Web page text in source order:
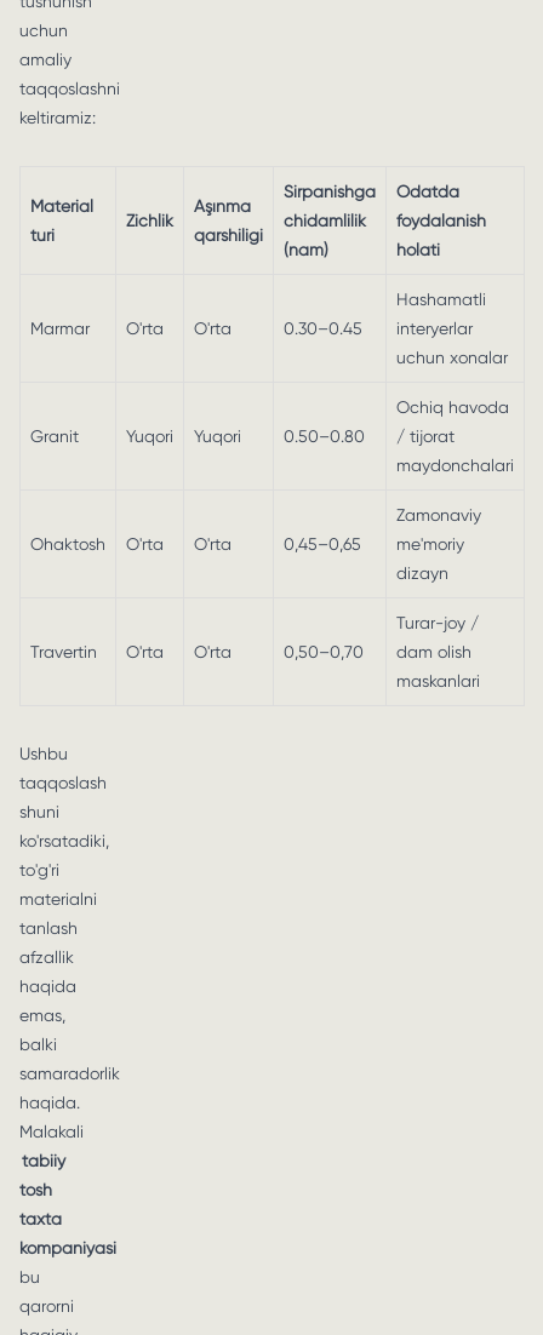
uchun
amaliy
taqqoslashni
keltiramiz:
Material
turi
Zichlik
Aşınma
qarshiligi
Sirpanishga
chidamlilik
(nam)
Odatda
foydalanish
holati
Marmar O'rta O'rta 0.30–0.45
Hashamatli
interyerlar
uchun xonalar
Granit Yuqori Yuqori 0.50–0.80
Ochiq havoda
/ tijorat
maydonchalari
Ohaktosh O'rta O'rta 0,45–0,65
Zamonaviy
me'moriy
dizayn
Travertin O'rta O'rta 0,50–0,70
Turar-joy /
dam olish
maskanlari
Ushbu
taqqoslash
shuni
ko'rsatadiki,
to'g'ri
materialni
tanlash
afzallik
haqida
emas,
balki
samaradorlik
haqida.
Malakali
tabiiy
tosh
taxta
kompaniyasi
bu
qarorni